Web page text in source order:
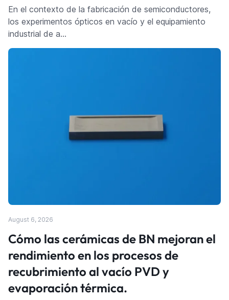
En el contexto de la fabricación de semiconductores,
los experimentos ópticos en vacío y el equipamiento
industrial de a…
August 6, 2026
Cómo las cerámicas de BN mejoran el
rendimiento en los procesos de
recubrimiento al vacío PVD y
evaporación térmica.